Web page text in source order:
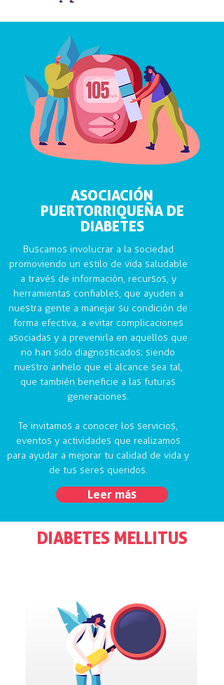
ASOCIACIÓN
PUERTORRIQUEÑA DE
DIABETES
Buscamos involucrar a la sociedad
promoviendo un estilo de vida saludable
a través de información, recursos, y
herramientas confiables, que ayuden a
nuestra gente a manejar su condición de
forma efectiva, a evitar complicaciones
asociadas y a prevenirla en aquellos que
no han sido diagnosticados; siendo
nuestro anhelo que el alcance sea tal,
que también beneficie a las futuras
generaciones.
Te invitamos a conocer los servicios,
eventos y actividades que realizamos
para ayudar a mejorar tu calidad de vida y
de tus seres queridos.
Leer más
DIABETES MELLITUS